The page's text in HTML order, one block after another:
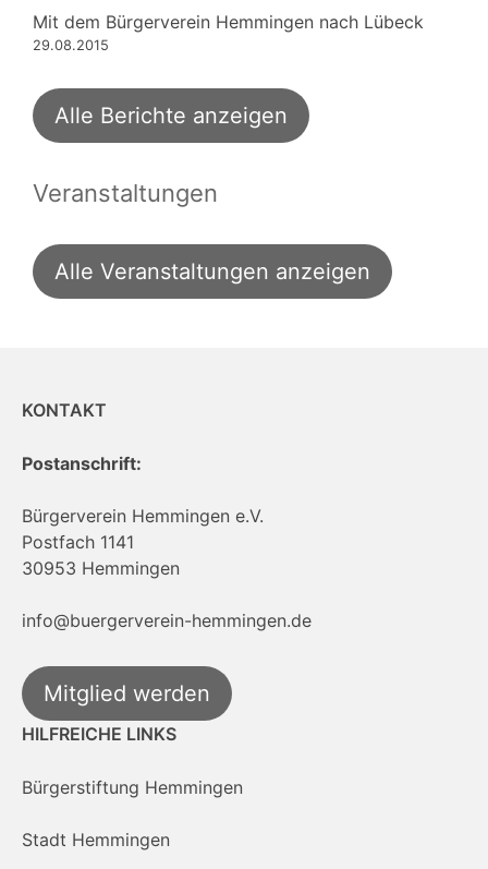
Mit dem Bürgerverein Hemmingen nach Lübeck
29.08.2015
Alle Berichte anzeigen
Veranstaltungen
Alle Veranstaltungen anzeigen
KONTAKT
Postanschrift:
Bürgerverein Hemmingen e.V.
Postfach 1141
30953 Hemmingen
info@buergerverein-hemmingen.de
Mitglied werden
HILFREICHE LINKS
Bürgerstiftung Hemmingen
Stadt Hemmingen